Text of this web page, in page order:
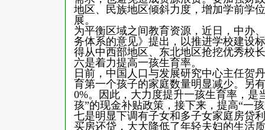
地区、民族地区倾斜力度，增加学前学
展。
为平衡区域之间教育资源，近日，中办
务体系的意见》提出，以推进学校建设
得从中西部地区、东北地区抢挖优秀校
六是着力提高一孩生育率。
日前，中国人口与发展研究中心主任贺
育第一个孩子的家庭数量明显减少。另
0%。因此，大力度提升一孩生育率，
孩”的现金补贴政策，接下来，提高“一
七是明显下调有子女和多子女家庭房贷
买房还贷，大大降低了年轻夫妇的生活